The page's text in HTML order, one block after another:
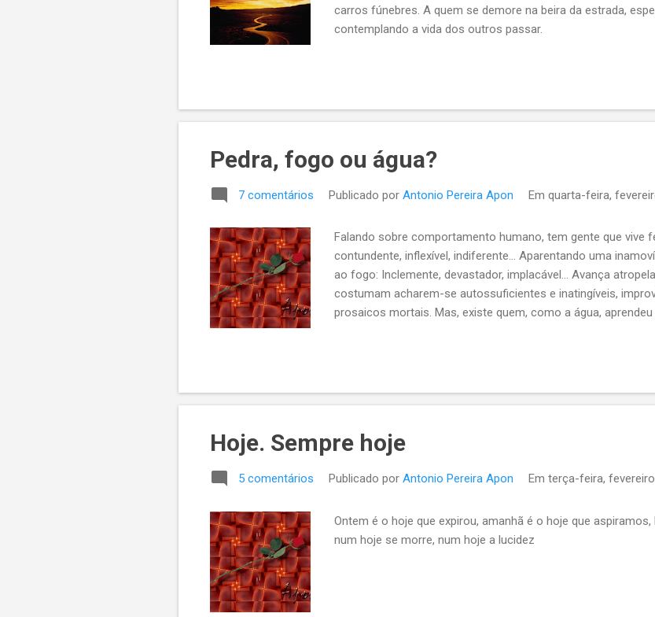
carros fúnebres. A quem se demore na beira da estrada,
contemplando a vida dos outros passar.
Pedra, fogo ou água?
7 comentários Publicado por Antonio Pereira Apon Em quarta-feira,
Falando sobre comportamento humano, tem gente que vive
contundente, inflexível, indiferente... Aparentando uma
ao fogo: Inclemente, devastador, implacável... Avança
costumam acharem-se autossuficientes e inatingíveis,
prosaicos mortais. Mas, existe quem, como a água,
cotidiano. Diante do fogo, a água busca neutralizar, conter o
Hoje. Sempre hoje
5 comentários Publicado por Antonio Pereira Apon Em terça-feira,
Ontem é o hoje que expirou, amanhã é o hoje que
num hoje se morre, num hoje a lucidez